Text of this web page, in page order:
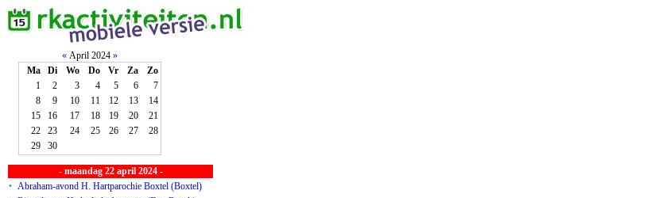
« April 2024 »
Ma
Di Wo Do Vr Za
Zo
1
2 3 4 5 6
7
8
9 10 11 12 13
14
15
16 17 18 19 20
21
22
23 24 25 26 27
28
29
30
- maandag 22 april 2024 -
• Abraham-avond H. Hartparochie Boxtel (Boxtel)